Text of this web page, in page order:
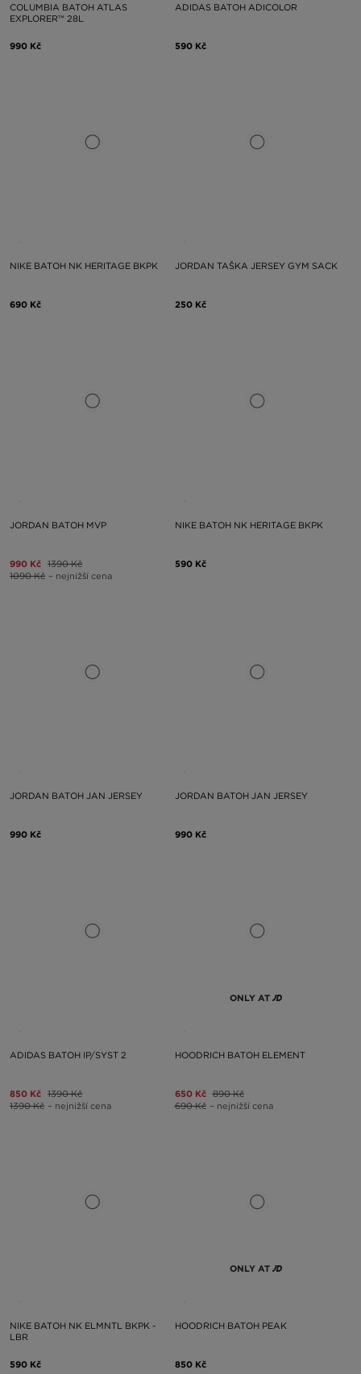
COLUMBIA BATOH ATLAS
EXPLORER™ 28L
990 Kč
ADIDAS BATOH ADICOLOR
590 Kč
NIKE BATOH NK HERITAGE BKPK
690 Kč
JORDAN TAŠKA JERSEY GYM SACK
250 Kč
JORDAN BATOH MVP
990 Kč 1390 Kč
1090 Kč – nejnižší cena
NIKE BATOH NK HERITAGE BKPK
590 Kč
JORDAN BATOH JAN JERSEY
990 Kč
JORDAN BATOH JAN JERSEY
990 Kč
ADIDAS BATOH IP/SYST 2
850 Kč 1390 Kč
1390 Kč – nejnižší cena
ONLY AT
HOODRICH BATOH ELEMENT
650 Kč 890 Kč
690 Kč – nejnižší cena
NIKE BATOH NK ELMNTL BKPK -
LBR
590 Kč
ONLY AT
HOODRICH BATOH PEAK
850 Kč